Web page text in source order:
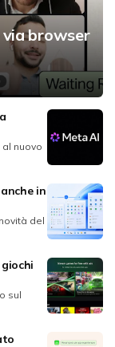
browser
nuovo
in
del
sul